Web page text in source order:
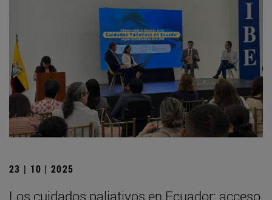
23 | 10 | 2025
Los cuidados paliativos en Ecuador: acceso